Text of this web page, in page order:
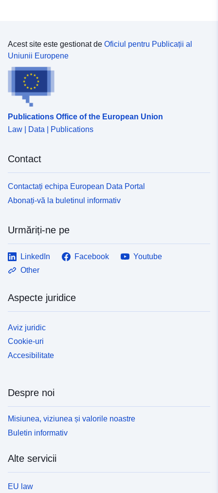
Acest site este gestionat de Oficiul pentru Publicații al
Uniunii Europene
Publications Office of the European Union
Law | Data | Publications
Contact
Contactați echipa European Data Portal
Abonați-vă la buletinul informativ
Urmăriți-ne pe
LinkedIn Facebook
Youtube
Other
Aspecte juridice
Aviz juridic
Cookie-uri
Accesibilitate
Despre noi
Misiunea, viziunea și valorile noastre
Buletin informativ
Alte servicii
EU law